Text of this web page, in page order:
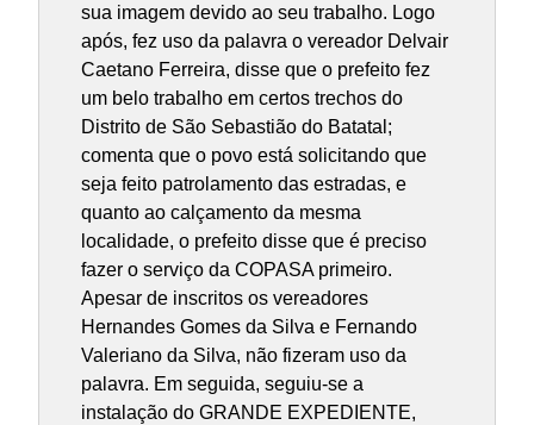
sua imagem devido ao seu trabalho. Logo
após, fez uso da palavra o vereador Delvair
Caetano Ferreira, disse que o prefeito fez
um belo trabalho em certos trechos do
Distrito de São Sebastião do Batatal;
comenta que o povo está solicitando que
seja feito patrolamento das estradas, e
quanto ao calçamento da mesma
localidade, o prefeito disse que é preciso
fazer o serviço da COPASA primeiro.
Apesar de inscritos os vereadores
Hernandes Gomes da Silva e Fernando
Valeriano da Silva, não fizeram uso da
palavra. Em seguida, seguiu-se a
instalação do GRANDE EXPEDIENTE,